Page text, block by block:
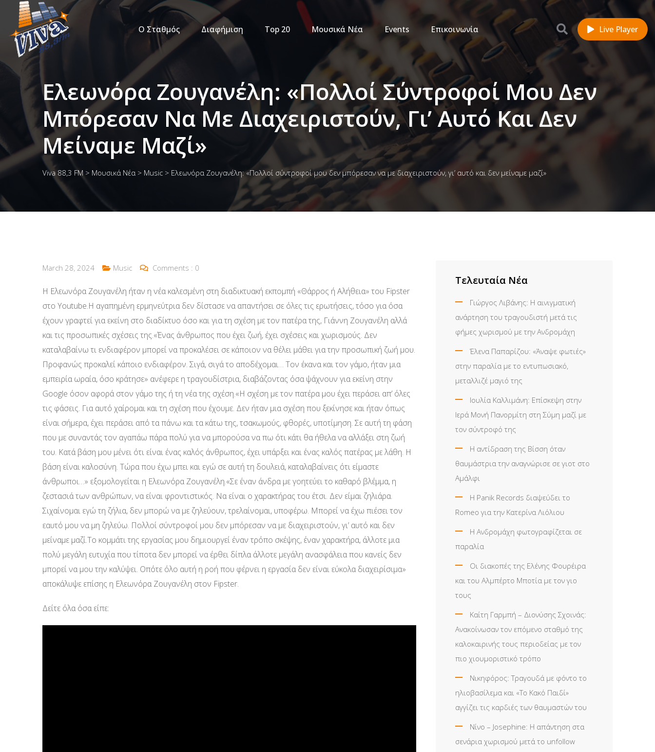
Ο Σταθμός Διαφήμιση Top 20 Μουσικά Νέα Events Επικοινωνία Live Player
Ελεωνόρα Ζουγανέλη: «Πολλοί Σύντροφοί Μου Δεν
Μπόρεσαν Να Με Διαχειριστούν, Γι’ Αυτό Και Δεν
Μείναμε Μαζί»
Viva 88,3 FM > Μουσικά Νέα > Music > Ελεωνόρα Ζουγανέλη: «Πολλοί σύντροφοί μου δεν μπόρεσαν να με διαχειριστούν, γι’ αυτό και δεν μείναμε μαζί»
March 28, 2024 Music Comments : 0
Η Ελεωνόρα Ζουγανέλη ήταν η νέα καλεσμένη στη διαδικτυακή εκπομπή «Θάρρος ή Αλήθεια» του Fipster
στο Youtube.Η αγαπημένη ερμηνεύτρια δεν δίστασε να απαντήσει σε όλες τις ερωτήσεις, τόσο για όσα
έχουν γραφτεί για εκείνη στο διαδίκτυο όσο και για τη σχέση με τον πατέρα της, Γιάννη Ζουγανέλη αλλά
και τις προσωπικές σχέσεις της.«Ένας άνθρωπος που έχει ζωή, έχει σχέσεις και χωρισμούς. Δεν
καταλαβαίνω τι ενδιαφέρον μπορεί να προκαλέσει σε κάποιον να θέλει μάθει για την προσωπική ζωή μου.
Προφανώς προκαλεί κάποιο ενδιαφέρον. Σιγά, σιγά το αποδέχομαι… Τον έκανα και τον γάμο, ήταν μια
εμπειρία ωραία, όσο κράτησε» ανέφερε η τραγουδίστρια, διαβάζοντας όσα ψάχνουν για εκείνη στην
Google όσον αφορά στον γάμο της ή τη νέα της σχέση.«Η σχέση με τον πατέρα μου έχει περάσει απ’ όλες
τις φάσεις. Για αυτό χαίρομαι και τη σχέση που έχουμε. Δεν ήταν μια σχέση που ξεκίνησε και ήταν όπως
είναι σήμερα, έχει περάσει από τα πάνω και τα κάτω της, τσακωμούς, φθορές, υποτίμηση. Σε αυτή τη φάση
που με συναντάς τον αγαπάω πάρα πολύ για να μπορούσα να πω ότι κάτι θα ήθελα να αλλάξει στη ζωή
του. Κατά βάση μου μένει ότι είναι ένας καλός άνθρωπος, έχει υπάρξει και ένας καλός πατέρας με λάθη. Η
βάση είναι καλοσύνη. Τώρα που έχω μπει και εγώ σε αυτή τη δουλειά, καταλαβαίνεις ότι είμαστε
άνθρωποι…» εξομολογείται η Ελεωνόρα Ζουγανέλη.«Σε έναν άνδρα με γοητεύει το καθαρό βλέμμα, η
ζεστασιά των ανθρώπων, να είναι φροντιστικός. Να είναι ο χαρακτήρας του έτσι. Δεν είμαι ζηλιάρα.
Σιχαίνομαι εγώ τη ζήλια, δεν μπορώ να με ζηλεύουν, τρελαίνομαι, υποφέρω. Μπορεί να έχω πιέσει τον
εαυτό μου να μη ζηλεύω. Πολλοί σύντροφοί μου δεν μπόρεσαν να με διαχειριστούν, γι’ αυτό και δεν
μείναμε μαζί.Το κομμάτι της εργασίας μου δημιουργεί έναν τρόπο σκέψης, έναν χαρακτήρα, άλλοτε μια
πολύ μεγάλη ευτυχία που τίποτα δεν μπορεί να έρθει δίπλα άλλοτε μεγάλη ανασφάλεια που κανείς δεν
μπορεί να μου την καλύψει. Οπότε όλο αυτή η ροή που φέρνει η εργασία δεν είναι εύκολα διαχειρίσιμα»
αποκάλυψε επίσης η Ελεωνόρα Ζουγανέλη στον Fipster.
Δείτε όλα όσα είπε:
Τελευταία Νέα
Γιώργος Λιβάνης: Η αινιγματική
ανάρτηση του τραγουδιστή μετά τις
φήμες χωρισμού με την Ανδρομάχη
Έλενα Παπαρίζου: «Άναψε φωτιές»
στην παραλία με το εντυπωσιακό,
μεταλλιζέ μαγιό της
Ιουλία Καλλιμάνη: Επίσκεψη στην
Ιερά Μονή Πανορμίτη στη Σύμη μαζί με
τον σύντροφό της
Η αντίδραση της Βίσση όταν
θαυμάστρια την αναγνώρισε σε γιοτ στο
Αμάλφι
Η Panik Records διαψεύδει το
Romeo για την Κατερίνα Λιόλιου
Η Ανδρομάχη φωτογραφίζεται σε
παραλία
Οι διακοπές της Ελένης Φουρέιρα
και του Αλμπέρτο Μποτία με τον γιο
τους
Καίτη Γαρμπή – Διονύσης Σχοινάς:
Ανακοίνωσαν τον επόμενο σταθμό της
καλοκαιρινής τους περιοδείας με τον
πιο χιουμοριστικό τρόπο
Νικηφόρος: Τραγουδά με φόντο το
ηλιοβασίλεμα και «Το Κακό Παιδί»
αγγίζει τις καρδιές των θαυμαστών του
Νίνο – Josephine: Η απάντηση στα
σενάρια χωρισμού μετά το unfollow